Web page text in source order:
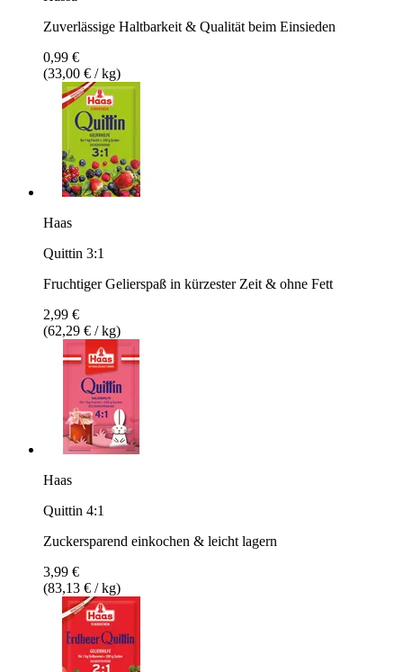
Zuverlässige Haltbarkeit & Qualität beim Einsieden
0,99 €
(33,00 € / kg)
Haas
Quittin 3:1
Fruchtiger Gelierspaß in kürzester Zeit & ohne Fett
2,99 €
(62,29 € / kg)
Haas
Quittin 4:1
Zuckersparend einkochen & leicht lagern
3,99 €
(83,13 € / kg)